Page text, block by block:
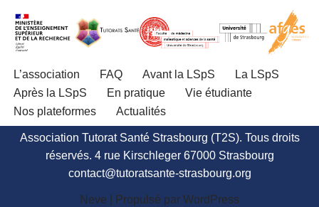
L’association FAQ Avant la LSpS
La LSpS
Après la LSpS
En pratique
Vie étudiante
Nos plateformes
Actualités
Association Tutorat Santé Strasbourg (T2S). Tous droits
réservés. 4 rue Kirschleger 67000 Strasbourg
contact@tutoratsante-strasbourg.org
Neve | Propulsé par WordPress